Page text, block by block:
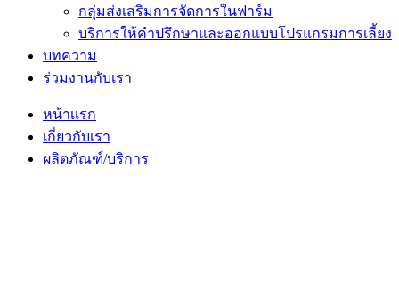
กลุ่มส่งเสริมการจัดการในฟาร์ม
บริการให้คำปรึกษาและออกแบบโปรแกรมการเลี้ยง
บทความ
ร่วมงานกับเรา
หน้าเเรก
เกี่ยวกับเรา
ผลิตภัณฑ์/บริการ